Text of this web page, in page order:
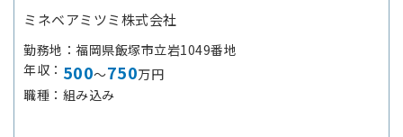
ミネベアミツミ株式会社
勤務地
福岡県飯塚市立岩1049番地
年収
500～750万円
職種
組み込み